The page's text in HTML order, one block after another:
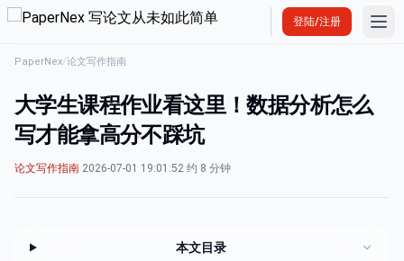
登陆/注册
PaperNex/论文写作指南
大学生课程作业看这里！数据分析怎么
写才能拿高分不踩坑
论文写作指南·2026-07-01 19:01:52·约 8 分钟
本文目录